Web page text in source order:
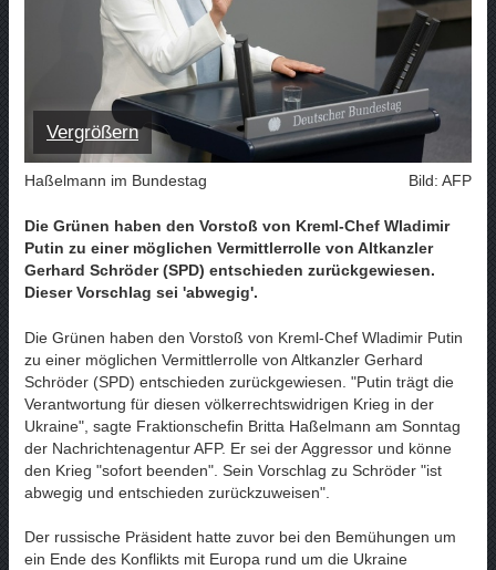
Vergrößern
Haßelmann im Bundestag Bild: AFP
Die Grünen haben den Vorstoß von Kreml-Chef Wladimir
Putin zu einer möglichen Vermittlerrolle von Altkanzler
Gerhard Schröder (SPD) entschieden zurückgewiesen.
Dieser Vorschlag sei 'abwegig'.
Die Grünen haben den Vorstoß von Kreml-Chef Wladimir Putin
zu einer möglichen Vermittlerrolle von Altkanzler Gerhard
Schröder (SPD) entschieden zurückgewiesen. "Putin trägt die
Verantwortung für diesen völkerrechtswidrigen Krieg in der
Ukraine", sagte Fraktionschefin Britta Haßelmann am Sonntag
der Nachrichtenagentur AFP. Er sei der Aggressor und könne
den Krieg "sofort beenden". Sein Vorschlag zu Schröder "ist
abwegig und entschieden zurückzuweisen".
Der russische Präsident hatte zuvor bei den Bemühungen um
ein Ende des Konflikts mit Europa rund um die Ukraine